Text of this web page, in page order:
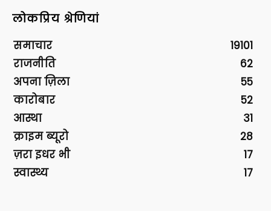
लोकप्रिय श्रेणियां
समाचार
19101
राजनीति
62
अपना ज़िला
55
कारोबार
52
आस्था
31
क्राइम ब्यूरो
28
ज़रा इधर भी
17
स्वास्थ्य
17